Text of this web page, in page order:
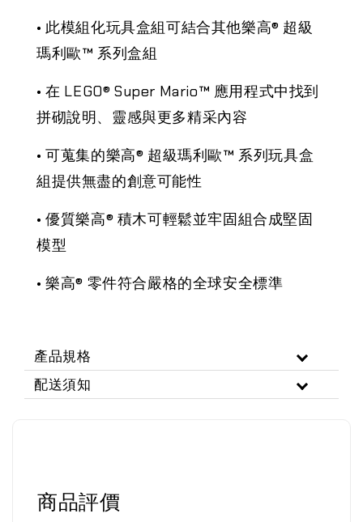
• 此模組化玩具盒組可結合其他樂高® 超級
瑪利歐™ 系列盒組
• 在 LEGO® Super Mario™ 應用程式中找到
拼砌說明、靈感與更多精采內容
• 可蒐集的樂高® 超級瑪利歐™ 系列玩具盒
組提供無盡的創意可能性
• 優質樂高® 積木可輕鬆並牢固組合成堅固
模型
• 樂高® 零件符合嚴格的全球安全標準
產品規格
配送須知
商品評價